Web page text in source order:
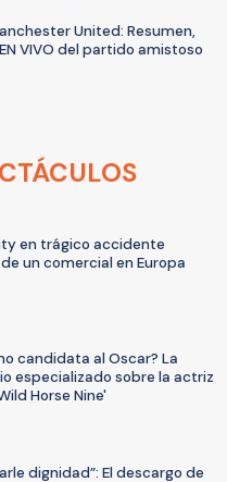
United: Resumen,
VIVO del partido amistoso
en trágico accidente
un comercial en Europa
candidata al Oscar? La
especializado sobre la actriz
Horse Nine'
dignidad”: El descargo de